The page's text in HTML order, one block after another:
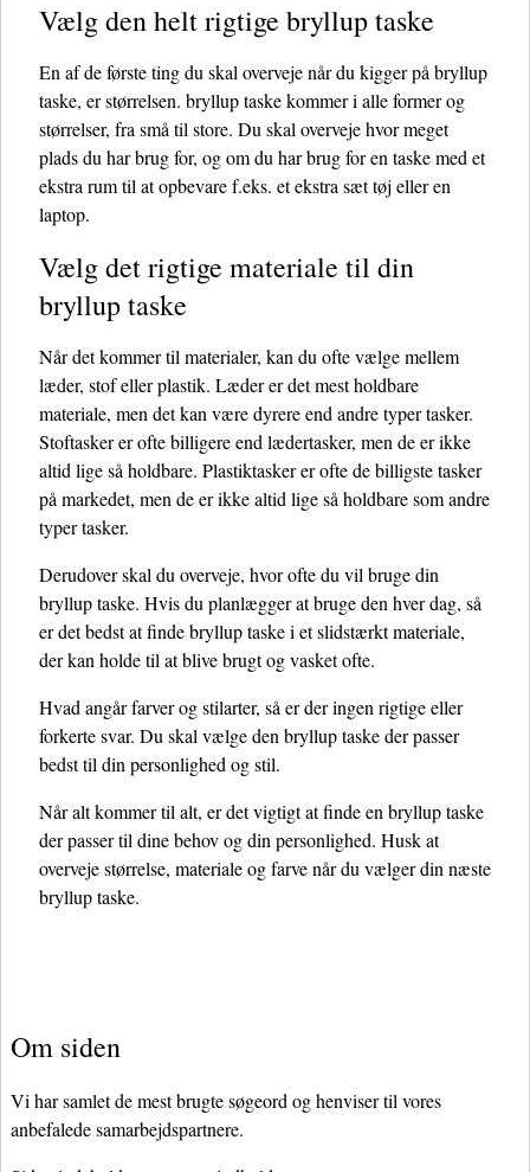
Vælg den helt rigtige bryllup taske
En af de første ting du skal overveje når du kigger på bryllup
taske, er størrelsen. bryllup taske kommer i alle former og
størrelser, fra små til store. Du skal overveje hvor meget
plads du har brug for, og om du har brug for en taske med et
ekstra rum til at opbevare f.eks. et ekstra sæt tøj eller en
laptop.
Vælg det rigtige materiale til din
bryllup taske
Når det kommer til materialer, kan du ofte vælge mellem
læder, stof eller plastik. Læder er det mest holdbare
materiale, men det kan være dyrere end andre typer tasker.
Stoftasker er ofte billigere end lædertasker, men de er ikke
altid lige så holdbare. Plastiktasker er ofte de billigste tasker
på markedet, men de er ikke altid lige så holdbare som andre
typer tasker.
Derudover skal du overveje, hvor ofte du vil bruge din
bryllup taske. Hvis du planlægger at bruge den hver dag, så
er det bedst at finde bryllup taske i et slidstærkt materiale,
der kan holde til at blive brugt og vasket ofte.
Hvad angår farver og stilarter, så er der ingen rigtige eller
forkerte svar. Du skal vælge den bryllup taske der passer
bedst til din personlighed og stil.
Når alt kommer til alt, er det vigtigt at finde en bryllup taske
der passer til dine behov og din personlighed. Husk at
overveje størrelse, materiale og farve når du vælger din næste
bryllup taske.
Om siden
Vi har samlet de mest brugte søgeord og henviser til vores
anbefalede samarbejdspartnere.